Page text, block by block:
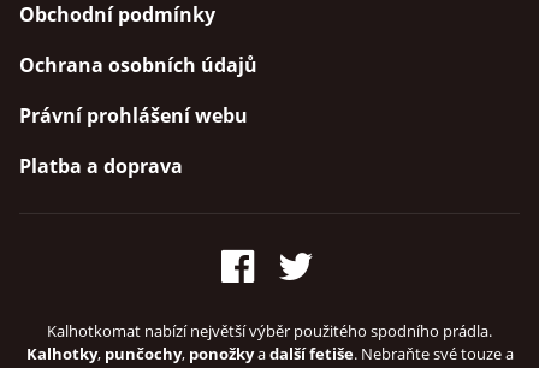
Obchodní podmínky
Ochrana osobních údajů
Právní prohlášení webu
Platba a doprava
Kalhotkomat nabízí největší výběr použitého spodního prádla.
Kalhotky, punčochy, ponožkyadalší fetiše. Nebraňte své touze a